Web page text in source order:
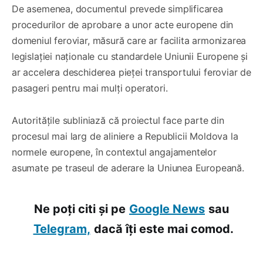
De asemenea, documentul prevede simplificarea
procedurilor de aprobare a unor acte europene din
domeniul feroviar, măsură care ar facilita armonizarea
legislației naționale cu standardele Uniunii Europene și
ar accelera deschiderea pieței transportului feroviar de
pasageri pentru mai mulți operatori.
Autoritățile subliniază că proiectul face parte din
procesul mai larg de aliniere a Republicii Moldova la
normele europene, în contextul angajamentelor
asumate pe traseul de aderare la Uniunea Europeană.
Ne poți citi și pe Google News sau
Telegram, dacă îți este mai comod.